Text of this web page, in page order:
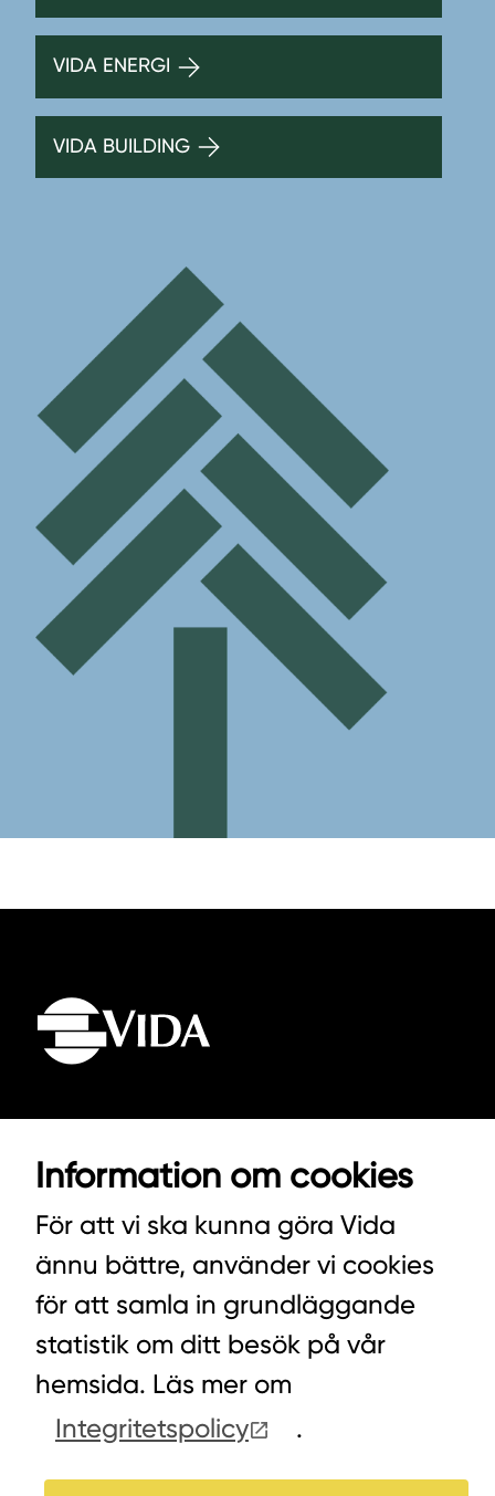
VIDA ENERGI
VIDA BUILDING
BOX 100
342 21 ALVESTA
VÄXEL HUVUDKONTORET: 0472-439 00
VÄXEL PELLETS/STALLSTRÖ: 0393-216 50
Information om cookies
För att vi ska kunna göra Vida
ännu bättre, använder vi cookies
för att samla in grundläggande
statistik om ditt besök på vår
hemsida. Läs mer om
Integritetspolicy
.